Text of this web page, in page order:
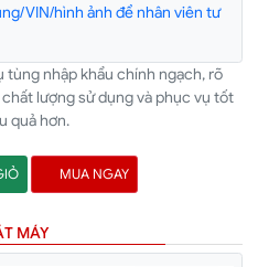
VIN/hình ảnh để nhân viên tư
tùng nhập khẩu chính ngạch, rõ
lượng sử dụng và phục vụ tốt
quả hơn.
MUA NGAY
MÁY